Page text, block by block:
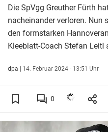
Die SpVgg Greuther Fürth
nacheinander verloren. Nun
den formstarken
Kleeblatt-Coach Stefan Leitl
dpa | 14. Februar 2024 - 13:51 Uhr
0